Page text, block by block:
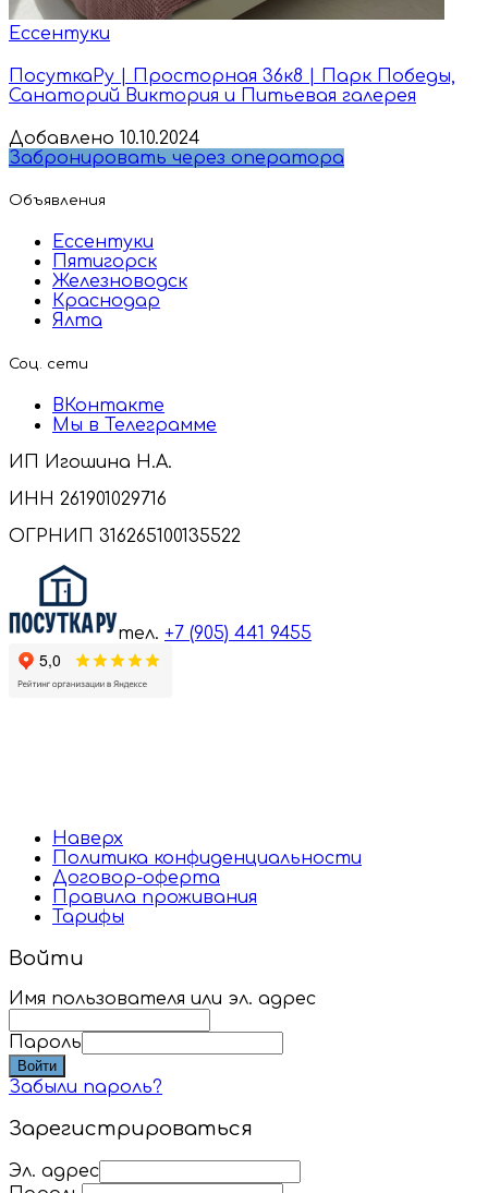
Ессентуки
ПосуткаРу | Просторная 36к8 | Парк Победы,
Санаторий Виктория и Питьевая галерея
Добавлено 10.10.2024
Забронировать через оператора
Объявления
Ессентуки
Пятигорск
Железноводск
Краснодар
Ялта
Соц. сети
ВКонтакте
Мы в Телеграмме
ИП Игошина Н.А.
ИНН 261901029716
ОГРНИП 316265100135522
тел. +7 (905) 441 9455
Наверх
Политика конфиденциальности
Договор-оферта
Правила проживания
Тарифы
Войти
Имя пользователя или эл. адрес
Пароль
Войти
Забыли пароль?
Зарегистрироваться
Эл. адрес